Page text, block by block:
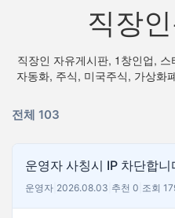
직장
직장인 자유게시판, 1창인업,
자동화, 주식, 미국주식, 가상화
전체 103
운영자 사칭시 IP 차단합니
운영자 2026.08.03 추천 0 조회